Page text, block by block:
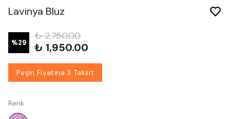
Lavinya Bluz
%29
₺ 2,750.00
₺ 1,950.00
Peşin Fiyatına 3 Taksit
Renk